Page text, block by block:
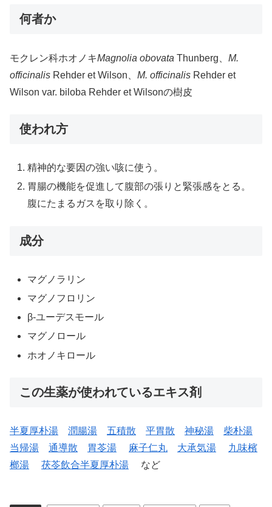
何者か
モクレン科ホオノキMagnolia obovata Thunberg、 M.
officinalis Rehder et Wilson、 M. officinalis Rehder et
Wilson var. biloba Rehder et Wilsonの樹皮
使われ方
精神的な要因の強い咳に使う。
胃腸の機能を促進して腹部の張りと緊張感をとる。
腹にたまるガスを取り除く。
成分
マグノラリン
マグノフロリン
β-ユーデスモール
マグノロール
ホオノキロール
この生薬が使われているエキス剤
半夏厚朴湯 潤腸湯 五積散 平胃散 神秘湯
柴朴湯
当帰湯
通導散 胃苓湯 麻子仁丸 大承気湯
九味檳
榔湯
茯苓飲合半夏厚朴湯 など